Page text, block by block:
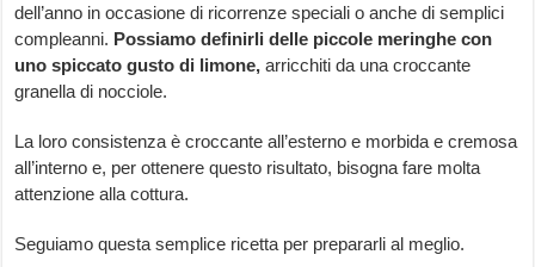
dell’anno in occasione di ricorrenze speciali o anche di semplici
compleanni. Possiamo definirli delle piccole meringhe con
uno spiccato gusto di limone, arricchiti da una croccante
granella di nocciole.
La loro consistenza è croccante all’esterno e morbida e cremosa
all’interno e, per ottenere questo risultato, bisogna fare molta
attenzione alla cottura.
Seguiamo questa semplice ricetta per prepararli al meglio.